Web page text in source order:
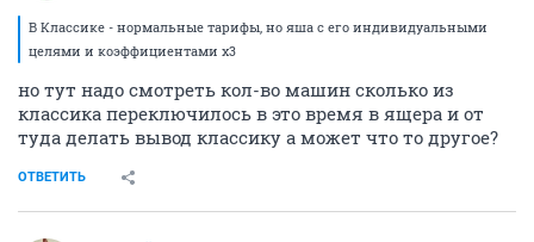
В Классике - нормальные тарифы, но яша с его индивидуальными
целями и коэффициентами х3
но тут надо смотреть кол-во машин сколько из
классика переключилось в это время в ящера и от
туда делать вывод классику а может что то другое?
ОТВЕТИТЬ